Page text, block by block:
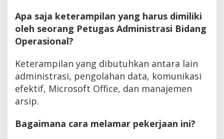
Apa saja keterampilan yang harus dimiliki
oleh seorang Petugas Administrasi Bidang
Operasional?
Keterampilan yang dibutuhkan antara lain
administrasi, pengolahan data, komunikasi
efektif, Microsoft Office, dan manajemen
arsip.
Bagaimana cara melamar pekerjaan ini?